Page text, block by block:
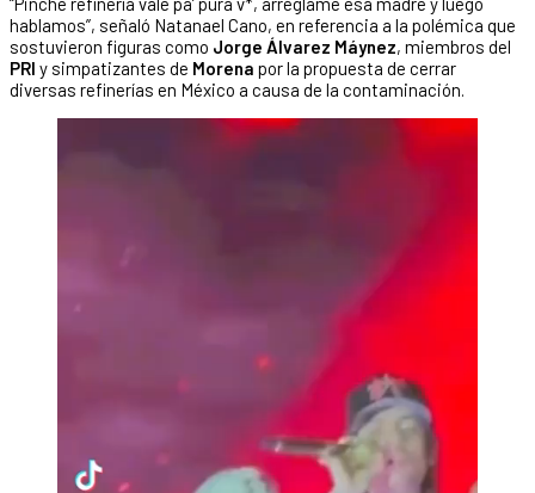
hablamos”, señaló Natanael Cano, en referencia a la polémica que
sostuvieron figuras como Jorge Álvarez Máynez, miembros del
PRI y simpatizantes de Morena por la propuesta de cerrar
diversas refinerías en México a causa de la contaminación.